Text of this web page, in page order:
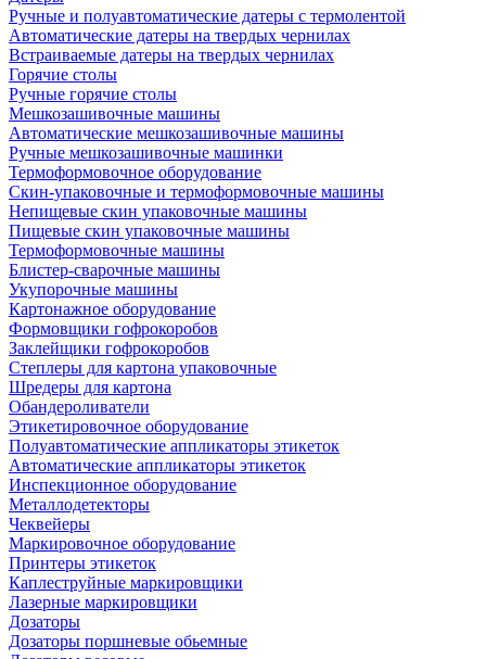
Ручные и полуавтоматические датеры с термолентой
Автоматические датеры на твердых чернилах
Встраиваемые датеры на твердых чернилах
Горячие столы
Ручные горячие столы
Мешкозашивочные машины
Автоматические мешкозашивочные машины
Ручные мешкозашивочные машинки
Термоформовочное оборудование
Скин-упаковочные и термоформовочные машины
Непищевые скин упаковочные машины
Пищевые скин упаковочные машины
Термоформовочные машины
Блистер-сварочные машины
Укупорочные машины
Картонажное оборудование
Формовщики гофрокоробов
Заклейщики гофрокоробов
Степлеры для картона упаковочные
Шредеры для картона
Обандероливатели
Этикетировочное оборудование
Полуавтоматические аппликаторы этикеток
Автоматические аппликаторы этикеток
Инспекционное оборудование
Металлодетекторы
Чеквейеры
Маркировочное оборудование
Принтеры этикеток
Каплеструйные маркировщики
Лазерные маркировщики
Дозаторы
Дозаторы поршневые обьемные